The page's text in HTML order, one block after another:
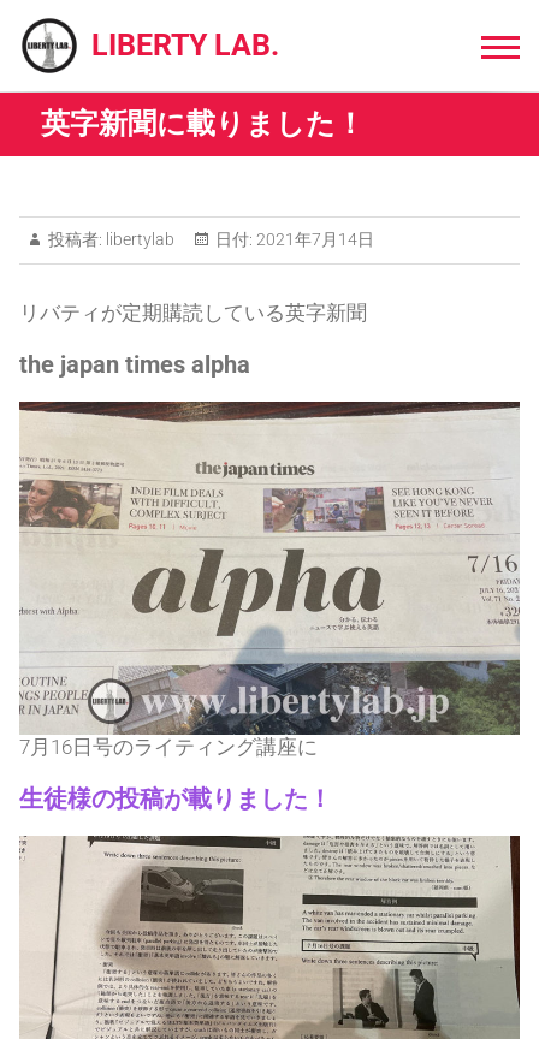
content
LIBERTY LAB.
英字新聞に載りました！
投稿者: libertylab 日付: 2021年7月14日
リバティが定期購読している英字新聞
the japan times alpha
7月16日号のライティング講座に
生徒様の投稿が載りました！